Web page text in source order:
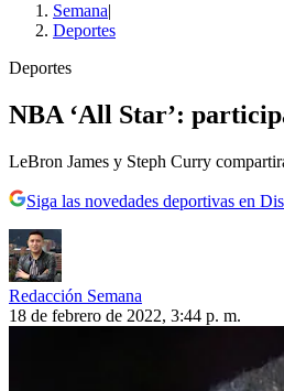
Semana|
Deportes
Deportes
NBA ‘All Star’:
LeBron James y Steph Curry
Siga las novedades deportivas en
Redacción Semana
18 de febrero de 2022, 3:44 p. m.